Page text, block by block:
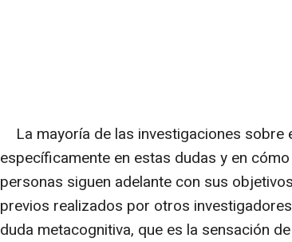
La mayoría de las investigaciones sobre
específicamente en estas dudas y en
personas siguen adelante con sus
previos realizados por otros
duda metacognitiva, que es la sensación